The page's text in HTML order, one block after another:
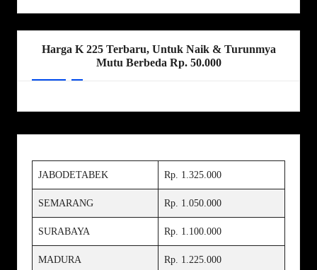
Harga K 225 Terbaru, Untuk Naik & Turunmya
Mutu Berbeda Rp. 50.000
JABODETABEK Rp. 1.325.000
SEMARANG Rp. 1.050.000
SURABAYA Rp. 1.100.000
MADURA Rp. 1.225.000